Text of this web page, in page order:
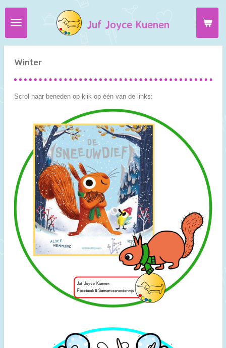
Ga
direct
de
Juf Joyce Kuenen
Winter
Scrol naar beneden op klik op één van de links: